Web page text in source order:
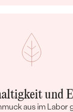
und
aus im Labor